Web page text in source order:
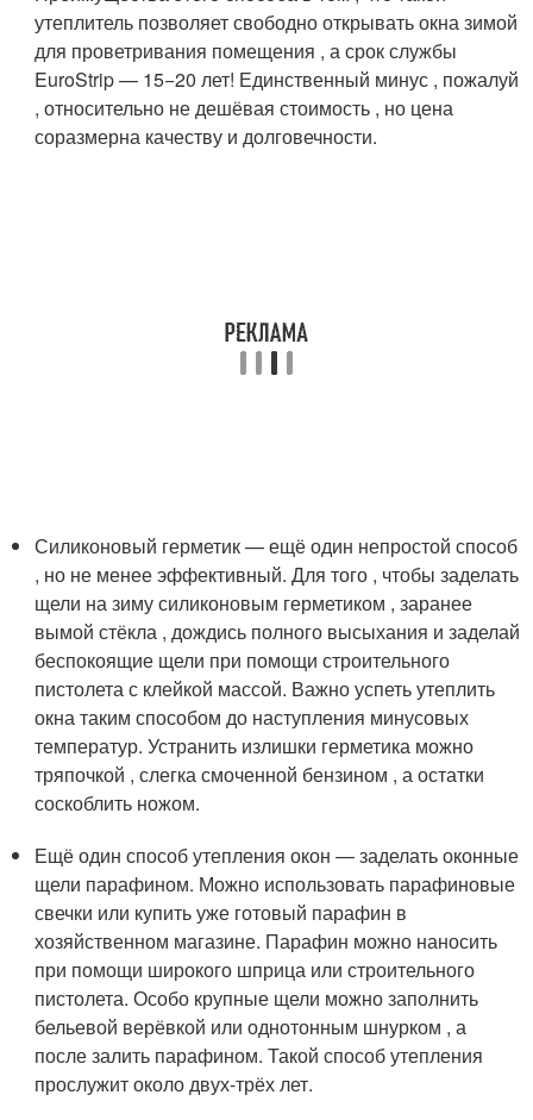
утеплитель позволяет свободно открывать окна зимой
для проветривания помещения , а срок службы
EuroStrip — 15−20 лет! Единственный минус , пожалуй
, относительно не дешёвая стоимость , но цена
соразмерна качеству и долговечности.
Силиконовый герметик — ещё один непростой способ
, но не менее эффективный. Для того , чтобы заделать
щели на зиму силиконовым герметиком , заранее
вымой стёкла , дождись полного высыхания и заделай
беспокоящие щели при помощи строительного
пистолета с клейкой массой. Важно успеть утеплить
окна таким способом до наступления минусовых
температур. Устранить излишки герметика можно
тряпочкой , слегка смоченной бензином , а остатки
соскоблить ножом.
Ещё один способ утепления окон — заделать оконные
щели парафином. Можно использовать парафиновые
свечки или купить уже готовый парафин в
хозяйственном магазине. Парафин можно наносить
при помощи широкого шприца или строительного
пистолета. Особо крупные щели можно заполнить
бельевой верёвкой или однотонным шнурком , а
после залить парафином. Такой способ утепления
прослужит около двух-трёх лет.